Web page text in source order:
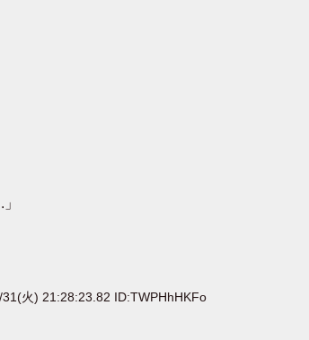
火) 21:28:23.82 ID:TWPHhHKFo